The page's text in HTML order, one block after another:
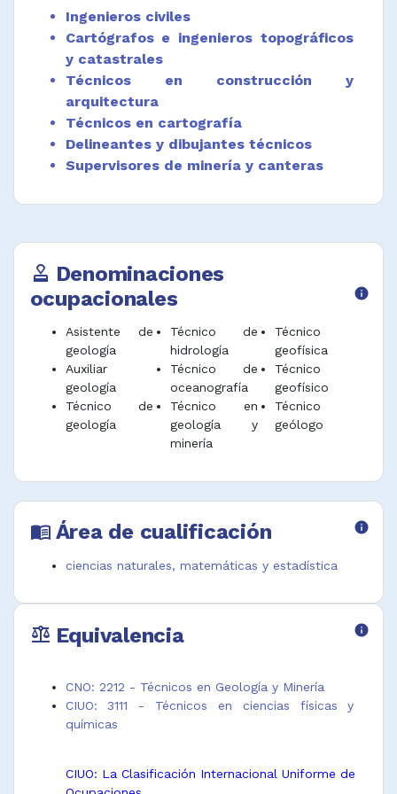
Desempeñar funciones afines.
Ingenieros civiles
Cartógrafos e ingenieros topográficos
y catastrales
Técnicos en construcción y
arquitectura
Técnicos en cartografía
Delineantes y dibujantes técnicos
Supervisores de minería y canteras
approval Denominaciones
ocupacionales
info
Asistente de
geología
Auxiliar
geología
Técnico de
geología
Técnico de
hidrología
Técnico de
oceanografía
Técnico en
geología y
minería
Técnico
geofísica
Técnico
geofísico
Técnico
geólogo
menu_book Área de cualificación info
ciencias naturales, matemáticas y estadística
balance Equivalencia info
CNO: 2212 - Técnicos en Geología y Minería
CIUO: 3111 - Técnicos en ciencias físicas y
químicas
CIUO: La Clasificación Internacional Uniforme de